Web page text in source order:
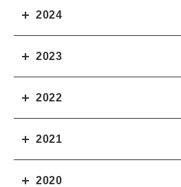
2024
2023
2022
2021
2020